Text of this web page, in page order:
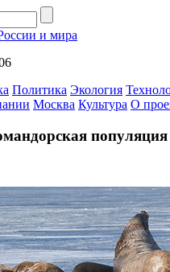
и мира
Политика Экология
Москва Культура О
популяция